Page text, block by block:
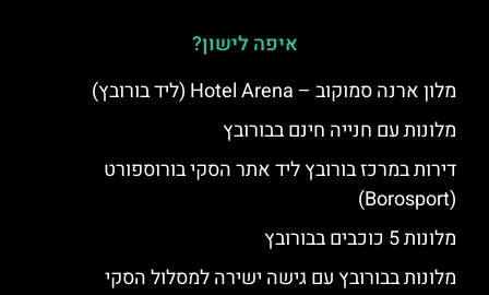
איפה לישון?
מלון ארנה סמוקוב – Hotel Arena (ליד בורובץ)
מלונות עם חנייה חינם בבורובץ
דירות במרכז בורובץ ליד אתר הסקי בורוספורט
(Borosport)
מלונות 5 כוכבים בבורובץ
מלונות בבורובץ עם גישה ישירה למסלול הסקי